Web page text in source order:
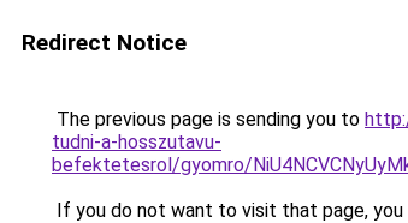
Redirect Notice
The previous page is sending you to
tudni-a-hosszutavu-
befektetesrol/gyomro/
If you do not want to visit that page, you